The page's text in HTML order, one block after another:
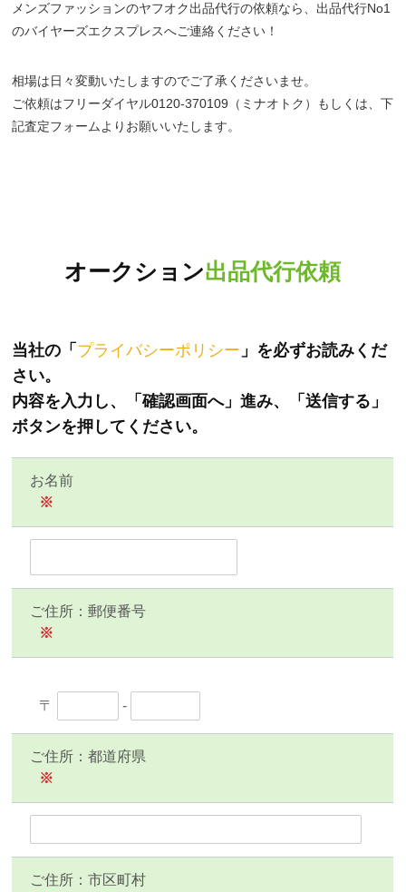
メンズファッションのヤフオク出品代行の依頼なら、出品代行No1
のバイヤーズエクスプレスへご連絡ください！
相場は日々変動いたしますのでご了承くださいませ。
ご依頼はフリーダイヤル0120-370109（ミナオトク）もしくは、下
記査定フォームよりお願いいたします。
オークション出品代行依頼
当社の「 プライバシーポリシー 」を必ずお読みくだ
さい。
内容を入力し、「確認画面へ」進み、「送信する」
ボタンを押してください。
お名前
※
ご住所：郵便番号
※
〒 -
ご住所：都道府県
※
ご住所：市区町村